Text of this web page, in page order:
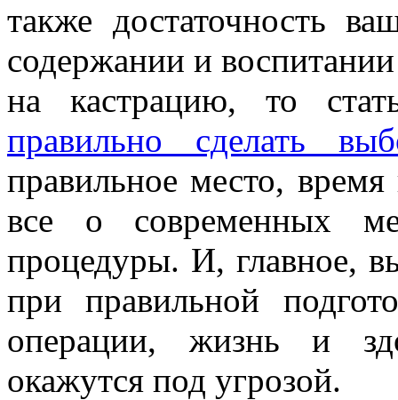
также достаточность
содержании и
на кастрацию, то
правильно сделать
правильное место,
все о современных
процедуры. И, главное,
при правильной
операции, жизнь и
окажутся под угрозой.